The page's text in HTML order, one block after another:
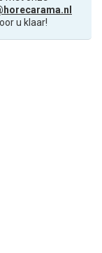
u klaar!